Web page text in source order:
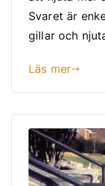
Svaret är
gillar och
Läs mer